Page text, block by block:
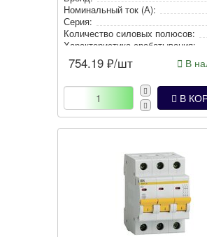
Номи­наль­ный ток (А):
Серия:
Количество силовых полюсов:
Харак­те­рис­ти­ка сра­ба­ты­ва­ния:
754.19 ₽/шт В
В